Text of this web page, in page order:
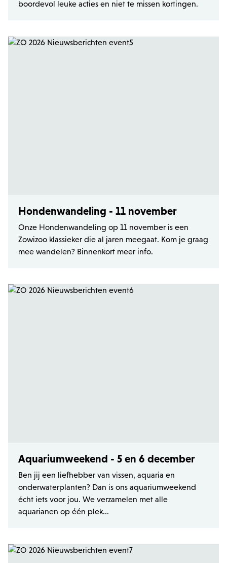
boordevol leuke acties en niet te missen kortingen.
Hondenwandeling - 11 november
Onze Hondenwandeling op 11 november is een
Zowizoo klassieker die al jaren meegaat. Kom je graag
mee wandelen? Binnenkort meer info.
Aquariumweekend - 5 en 6 december
Ben jij een liefhebber van vissen, aquaria en
onderwaterplanten? Dan is ons aquariumweekend
écht iets voor jou. We verzamelen met alle
aquarianen op één plek...